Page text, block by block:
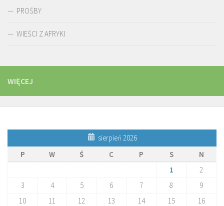
PROŚBY
WIEŚCI Z AFRYKI
WIĘCEJ
sierpień 2026
P
W Ś C P S
N
1
2
3
4 5 6 7 8
9
10
11 12 13 14 15
16